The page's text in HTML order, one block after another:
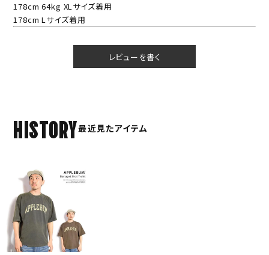
178cm 64kg XLサイズ着用
178cm Lサイズ着用
レビューを書く
HISTORY最近見たアイテム